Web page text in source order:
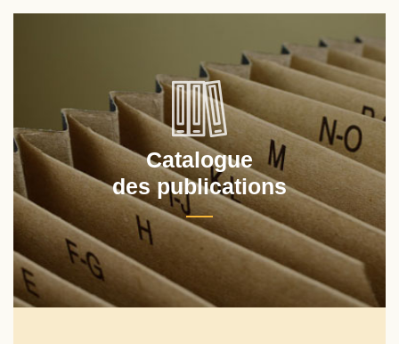
Catalogue
des publications